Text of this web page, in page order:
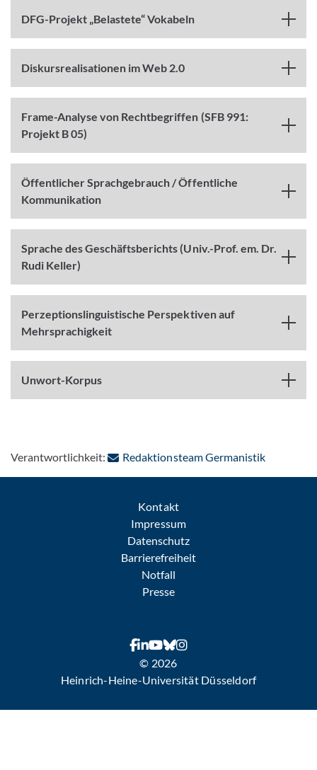
DFG-Projekt „Belastete“ Vokabeln
Diskursrealisationen im Web 2.0
Frame-Analyse von Rechtbegriffen (SFB 991:
Projekt B 05)
Öffentlicher Sprachgebrauch / Öffentliche
Kommunikation
Sprache des Geschäftsberichts (Univ.-Prof. em. Dr.
Rudi Keller)
Perzeptionslinguistische Perspektiven auf
Mehrsprachigkeit
Unwort-Korpus
Verantwortlichkeit: Redaktionsteam Germanistik: Per E-
Kontakt
Impressum
Datenschutz
Barrierefreiheit
Notfall
Presse
© 2026
Heinrich-Heine-Universität Düsseldorf